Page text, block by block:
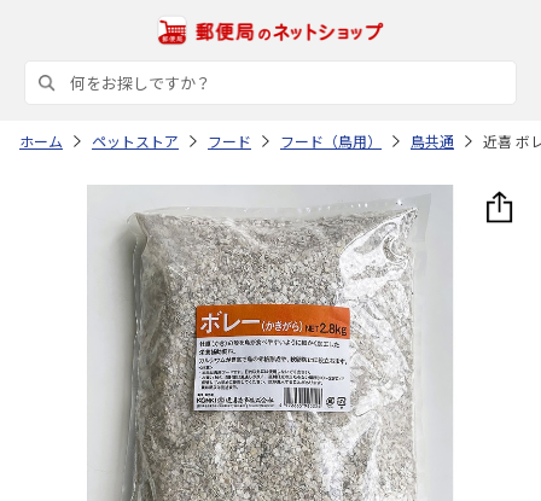
ホーム ペットストア フード フード（鳥用） 鳥共通 近喜 ボ